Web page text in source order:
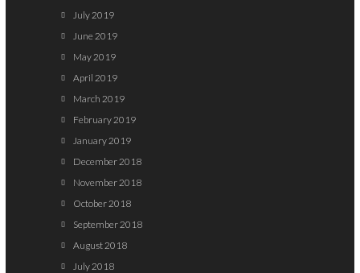
July 2019
June 2019
May 2019
April 2019
March 2019
February 2019
January 2019
December 2018
November 2018
October 2018
September 2018
August 2018
July 2018